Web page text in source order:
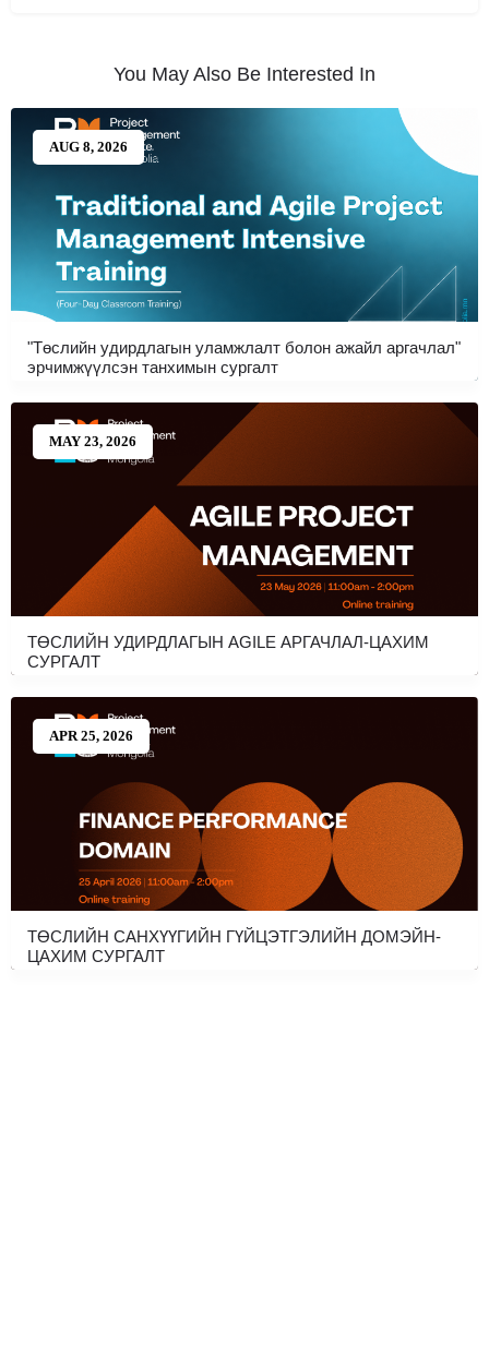
You May Also Be Interested In
"Төслийн удирдлагын уламжлалт болон ажайл аргачлал"
эрчимжүүлсэн танхимын сургалт
AUG 8, 2026
ТӨСЛИЙН УДИРДЛАГЫН AGILE АРГАЧЛАЛ-ЦАХИМ
СУРГАЛТ
MAY 23, 2026
ТӨСЛИЙН САНХҮҮГИЙН ГҮЙЦЭТГЭЛИЙН ДОМЭЙН-
ЦАХИМ СУРГАЛТ
APR 25, 2026